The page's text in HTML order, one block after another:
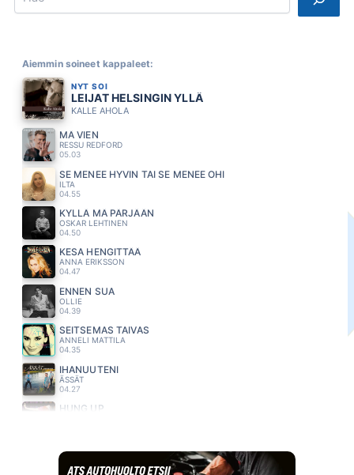
Aiemmin soineet kappaleet:
NYT SOI
LEIJAT HELSINGIN YLLÄ
KALLE AHOLA
MÄ VIEN
RESSU REDFORD
05.03
SE MENEE HYVIN TAI SE MENEE OHI
ILTA
04.55
KYLLÄ MÄ PÄRJÄÄN
OSKAR LEHTINEN
04.50
KESA HENGITTÄÄ
ANNA ERIKSSON
04.47
ENNEN SUA
OLLIE
04.39
SEITSEMAS TAIVAS
ANNELI MATTILA
04.35
IHANUUTENI
ÄSSÄT
04.27
HUNG UP
MEIJU SUVAS
04.19